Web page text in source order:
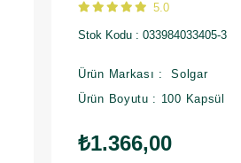
5.0
Stok Kodu 033984033405-3
Ürün Markası : Solgar
Ürün Boyutu : 100 Kapsül
₺1.366,00